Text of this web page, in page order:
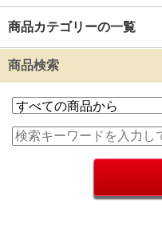
商品カテゴリーの一覧
商品検索